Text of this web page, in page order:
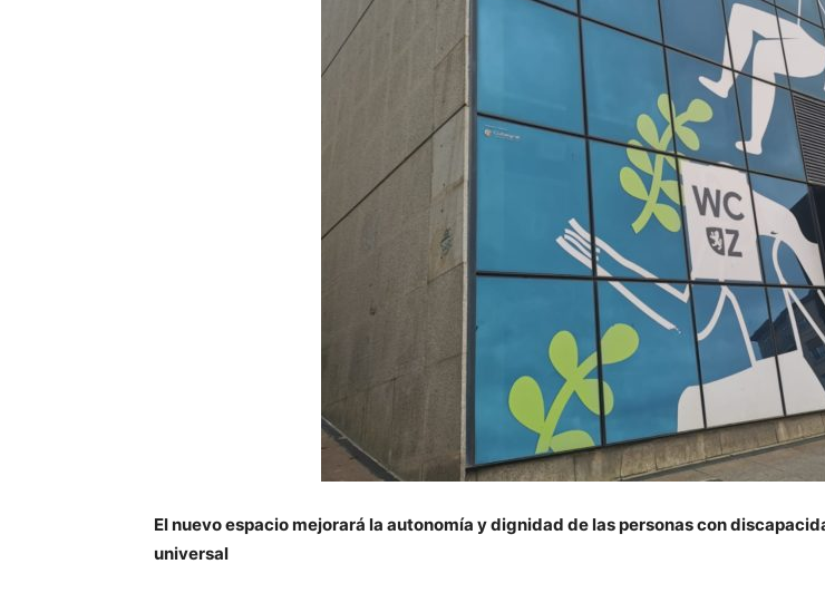
El nuevo espacio mejorará la autonomía y dignidad de las personas con
universal